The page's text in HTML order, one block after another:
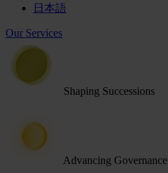
日本語
Our Services
Shaping Successions
Advancing Governance